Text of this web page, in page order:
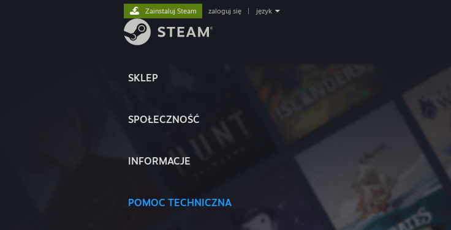
SKLEP
SPOŁECZNOŚĆ
INFORMACJE
POMOC TECHNICZNA
Zainstaluj Steam zaloguj się język